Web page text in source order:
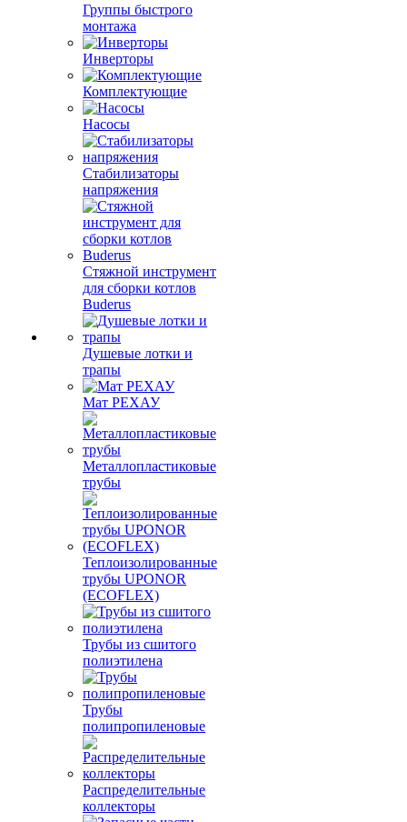
Группы быстрого
монтажа
Инверторы
Комплектующие
Насосы
Стабилизаторы
напряжения
Стяжной инструмент
для сборки котлов
Buderus
Душевые лотки и
трапы
Мат РЕХАУ
Металлопластиковые
трубы
Теплоизолированные
трубы UPONOR
(ECOFLEX)
Трубы из сшитого
полиэтилена
Трубы
полипропиленовые
Распределительные
коллекторы